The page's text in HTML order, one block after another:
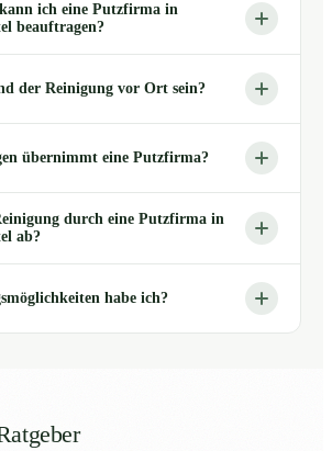
ich eine Putzfirma in
beauftragen?
der Reinigung vor Ort sein?
übernimmt eine Putzfirma?
durch eine Putzfirma in
ab?
habe ich?